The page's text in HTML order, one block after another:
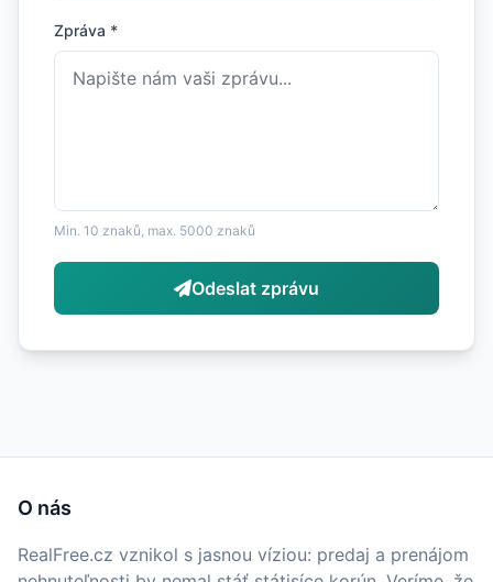
Zpráva *
Min. 10 znaků, max. 5000 znaků
Odeslat zprávu
O nás
RealFree.cz vznikol s jasnou víziou: predaj a prenájom